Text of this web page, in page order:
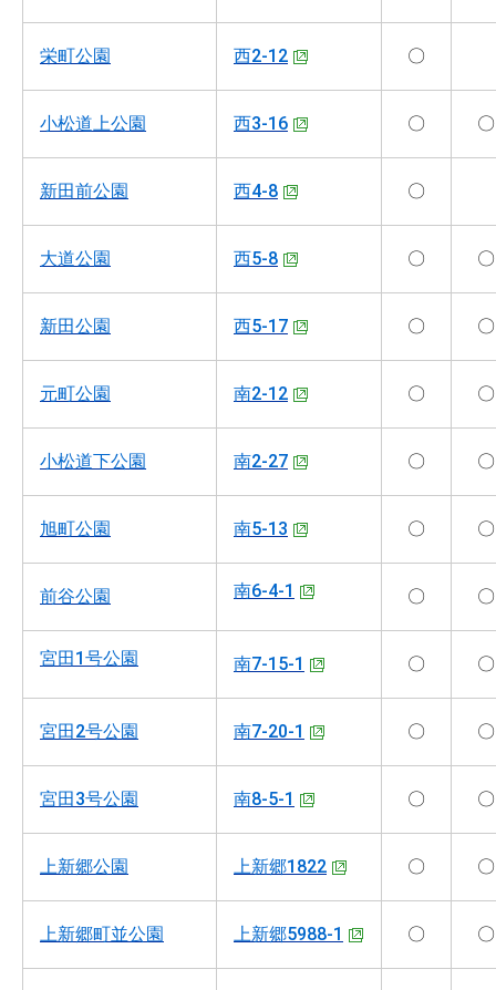
栄町公園 西2-12 〇
小松道上公園 西3-16 〇 〇
新田前公園 西4-8 〇
大道公園 西5-8 〇 〇
新田公園 西5-17 〇 〇
元町公園 南2-12 〇 〇
小松道下公園 南2-27 〇 〇
旭町公園 南5-13 〇 〇
前谷公園 南6-4-1 〇 〇
宮田1号公園 南7-15-1 〇 〇
宮田2号公園 南7-20-1 〇 〇
宮田3号公園 南8-5-1 〇 〇
上新郷公園 上新郷1822 〇 〇
上新郷町並公園 上新郷5988-1 〇 〇